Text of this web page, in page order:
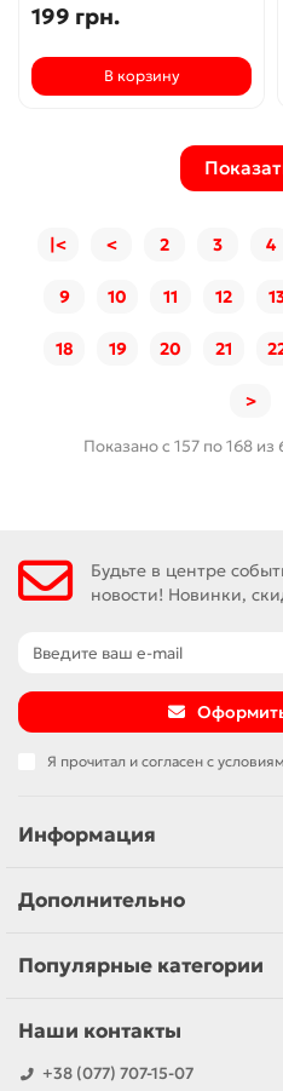
199 грн.
В корзину
|< < 2 3 4
9 10 11 12
18 19 20 21
>
Показано с 157 по 168
Будьте в центре
новости! Новинки,
Я прочитал и согласен с
Информация
Дополнительно
Популярные категории
Наши контакты
+38 (077) 707-15-07